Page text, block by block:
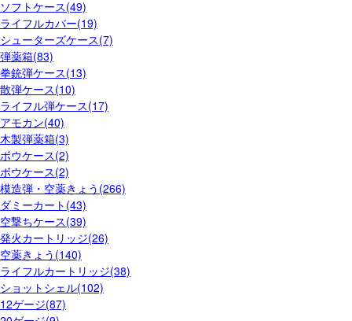
ソフトケース(49)
ライフルカバー(19)
シューターズケース(7)
弾薬箱(83)
拳銃弾ケース(13)
散弾ケース(10)
ライフル弾ケース(17)
アモカン(40)
木製弾薬箱(3)
ボウケース(2)
ボウケース(2)
模造弾・空薬きょう(266)
ダミーカート(43)
空撃ちケース(39)
発火カートリッジ(26)
空薬きょう(140)
ライフルカートリッジ(38)
ショットシェル(102)
12ゲージ(87)